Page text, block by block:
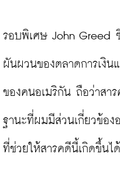
รอบพิเศษ John Greed
ผันผวนของตลาดการเงิน
ของคนอเมริกัน ถือว่าสา
ฐานะที่ผมมีส่วนเกี่ยวข้อ
ที่ช่วยให้สารคดีนี้เกิดขึ้นได้